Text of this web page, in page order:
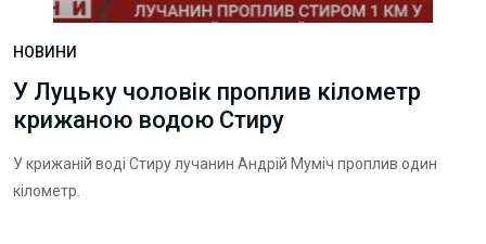
НОВИНИ
У Луцьку чоловік проплив кілометр
крижаною водою Стиру
У крижаній воді Стиру лучанин Андрій Муміч проплив один
кілометр.